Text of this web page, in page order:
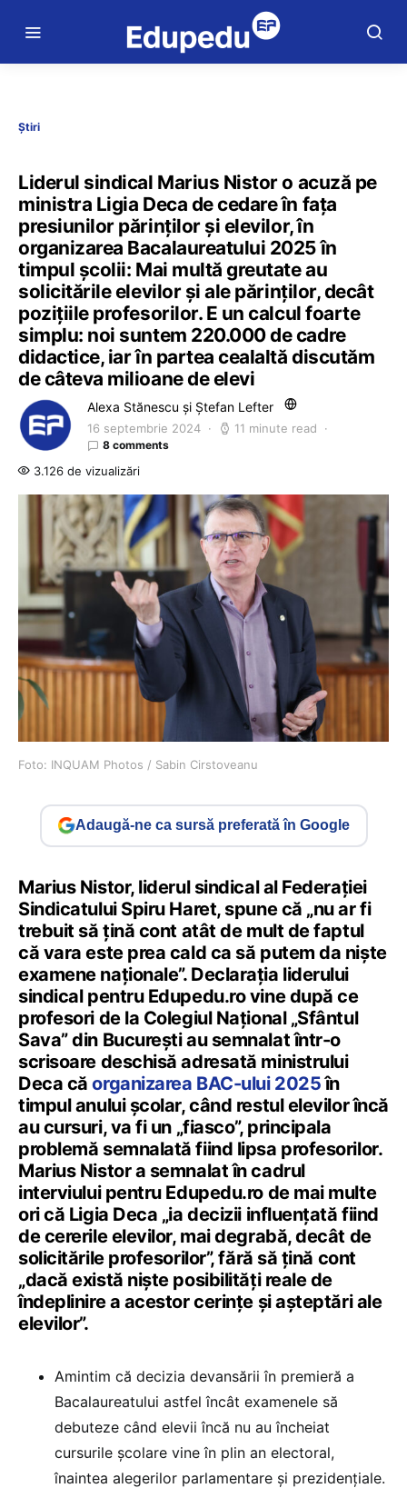
Știri
Liderul sindical Marius Nistor o acuză pe
ministra Ligia Deca de cedare în fața
presiunilor părinților și elevilor, în
organizarea Bacalaureatului 2025 în
timpul școlii: Mai multă greutate au
solicitările elevilor și ale părinților, decât
pozițiile profesorilor. E un calcul foarte
simplu: noi suntem 220.000 de cadre
didactice, iar în partea cealaltă discutăm
de câteva milioane de elevi
Alexa Stănescu și Ștefan Lefter
16 septembrie 2024 11 minute read
8 comments
3.126 de vizualizări
Foto: INQUAM Photos / Sabin Cirstoveanu
Adaugă-ne ca sursă preferată în Google
Marius Nistor, liderul sindical al Federației
Sindicatului Spiru Haret, spune că „nu ar fi
trebuit să țină cont atât de mult de faptul
că vara este prea cald ca să putem da niște
examene naționale”. Declarația liderului
sindical pentru Edupedu.ro vine după ce
profesori de la Colegiul Național „Sfântul
Sava” din București au semnalat într-o
scrisoare deschisă adresată ministrului
Deca căorganizarea BAC-ului 2025în
timpul anului școlar, când restul elevilor încă
au cursuri, va fi un „fiasco”, principala
problemă semnalată fiind lipsa profesorilor.
Marius Nistor a semnalat în cadrul
interviului pentru Edupedu.ro de mai multe
ori că Ligia Deca „ia decizii influențată fiind
de cererile elevilor, mai degrabă, decât de
solicitările profesorilor”, fără să țină cont
„dacă există niște posibilități reale de
îndeplinire a acestor cerințe și așteptări ale
elevilor”.
Amintim că decizia devansării în premieră a
Bacalaureatului astfel încât examenele să
debuteze când elevii încă nu au încheiat
cursurile școlare vine în plin an electoral,
înaintea alegerilor parlamentare și prezidențiale.